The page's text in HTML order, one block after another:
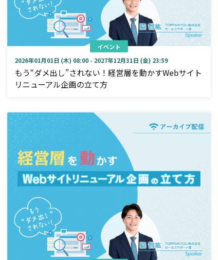
イベント
2026年01月01日 (木) 08:00 - 2027年12月31日 (金) 23:59
もう“ダメ出し”されない！経営層を動かすWebサイト
リニューアル企画の立て方